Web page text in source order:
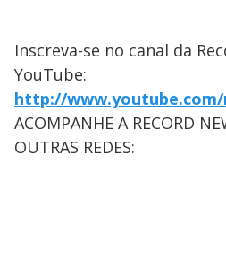
Inscreva-se no canal da
YouTube:
http://
ACOMPANHE A RECORD
OUTRAS REDES: